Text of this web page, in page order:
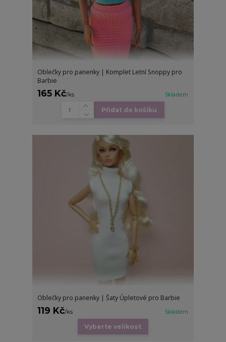
Oblečky pro panenky | Komplet Letní Snoppy pro
Barbie
165 Kč/ks Skladem
Přidat do košíku
Oblečky pro panenky | Šaty Úpletové pro Barbie
119 Kč/ks Skladem
Vyberte velikost